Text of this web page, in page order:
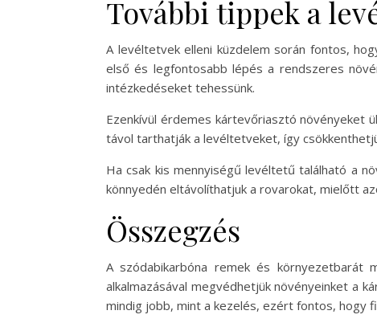
További tippek a
A levéltetvek elleni küzdelem során fontos,
első és legfontosabb lépés a rendszeres
intézkedéseket tehessünk.
Ezenkívül érdemes kártevőriasztó növényeket
távol tarthatják a levéltetveket, így
Ha csak kis mennyiségű levéltetű található a
könnyedén eltávolíthatjuk a rovarokat, mielőtt
Összegzés
A szódabikarbóna remek és környezetbarát
alkalmazásával megvédhetjük növényeinket a
mindig jobb, mint a kezelés, ezért fontos, hogy